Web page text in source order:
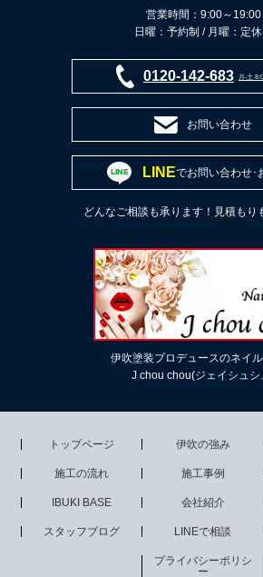
営業時間：9:00～19:00
日曜：予約制 / 月曜：定休
0120-142-683 月-土
お問い合わせ
LINEでお問い合わせ･
どんなご相談も承ります！見積もり
伊吹塗装プロデュースのネイ
J chou chou(ジェイシュシ
トップページ 伊吹の強み
施工の流れ 施工事例
IBUKI BASE 会社紹介
スタッフブログ LINEで相談
プライバシーポリシ
ー